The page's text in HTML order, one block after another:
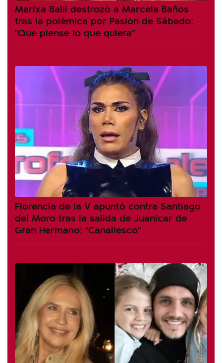
Marixa Balli destrozó a Marcela Baños
tras la polémica por Pasión de Sábado:
"Que piense lo que quiera"
Florencia de la V apuntó contra Santiago
del Moro tras la salida de Juanicar de
Gran Hermano: "Canallesco"